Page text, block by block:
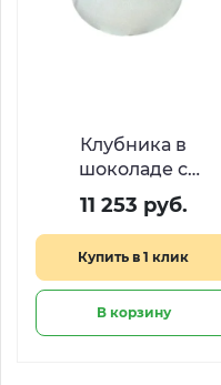
Клубника в
шоколаде с
гипсофилой в
шляпной коробочке
11 253 руб.
Купить в 1 клик
В корзину